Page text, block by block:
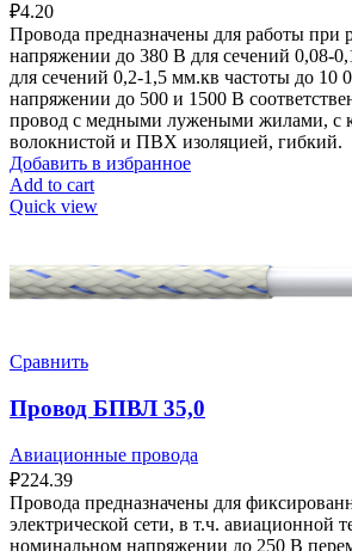
₽4.20
Провода предназначены для работы при
напряжении до 380 В для сечений 0,08-
для сечений 0,2-1,5 мм.кв частоты до 10
напряжении до 500 и 1500 В
провод с медными лужеными жилами, с
волокнистой и ПВХ изоляцией, гибкий.
Добавить в избранное
Add to cart
Quick view
Сравнить
Провод БПВЛ 35,0
Авиационные провода
₽224.39
Провода предназначены для
электрической сети, в т.ч. авиационной
номинальном напряжении до 250 В